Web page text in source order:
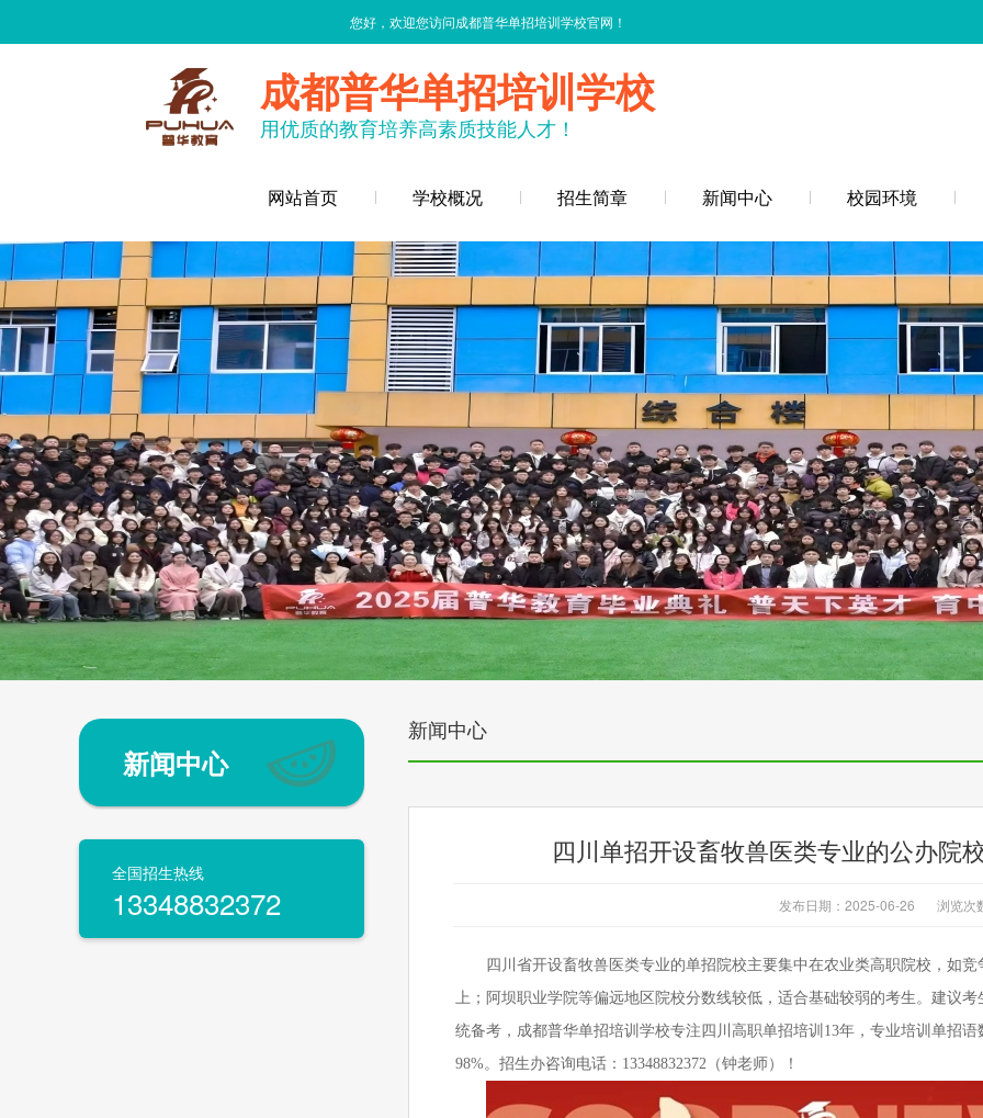
您好，欢迎您访问成都普华单招培训学校官网！
成都普华单招培训学校
用优质的教育培养高素质技能人才！
网站首页 学校概况 招生简章 新闻中心 校园环境
新闻中心
全国招生热线
13348832372
新闻中心
四川单招开设畜牧兽医类专业的公办院
发布日期：2025-06-26 浏览次
四川省开设畜牧兽医类专业的单招院校主要集中在农业类高职院校，如
上；阿坝职业学院等偏远地区院校分数线较低，适合基础较弱的考生。建议
统备考，成都普华单招培训学校专注四川高职单招培训 13年，专业培训单招
98%。招生办咨询电话： 13348832372 （钟老师）！